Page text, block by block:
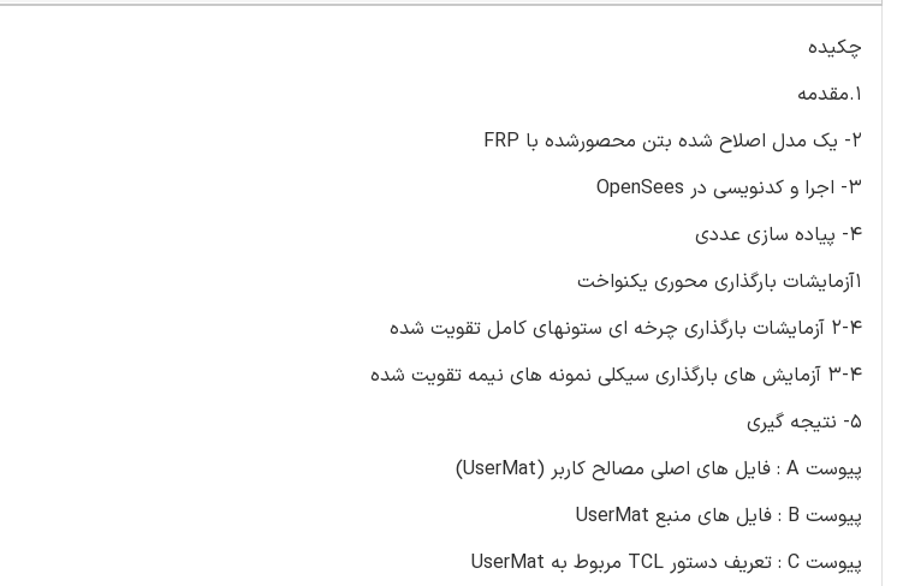
چکیده
1.مقدمه
2- یک مدل اصلاح شده بتن محصورشده با FRP
3- اجرا و کدنویسی در OpenSees
4- پیاده سازی عددی
1آزمایشات بارگذاری محوری یکنواخت
2-4 آزمایشات بارگذاری چرخه ای ستونهای کامل تقویت شده
3-4 آزمایش های بارگذاری سیکلی نمونه های نیمه تقویت شده
5- نتیجه گیری
پیوست A : فایل های اصلی مصالح کاربر (UserMat)
پیوست B : فایل های منبع UserMat
پیوست C : تعریف دستور TCL مربوط به UserMat